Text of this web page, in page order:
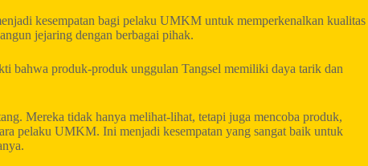
kesempatan bagi pelaku UMKM untuk memperkenalkan kualitas
jejaring dengan berbagai pihak.
bahwa produk-produk unggulan Tangsel memiliki daya tarik dan
Mereka tidak hanya melihat-lihat, tetapi juga mencoba produk,
pelaku UMKM. Ini menjadi kesempatan yang sangat baik untuk